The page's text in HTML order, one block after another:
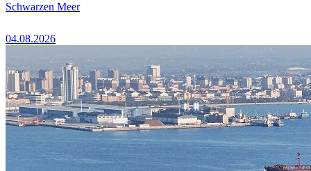
Schwarzen Meer
04.08.2026